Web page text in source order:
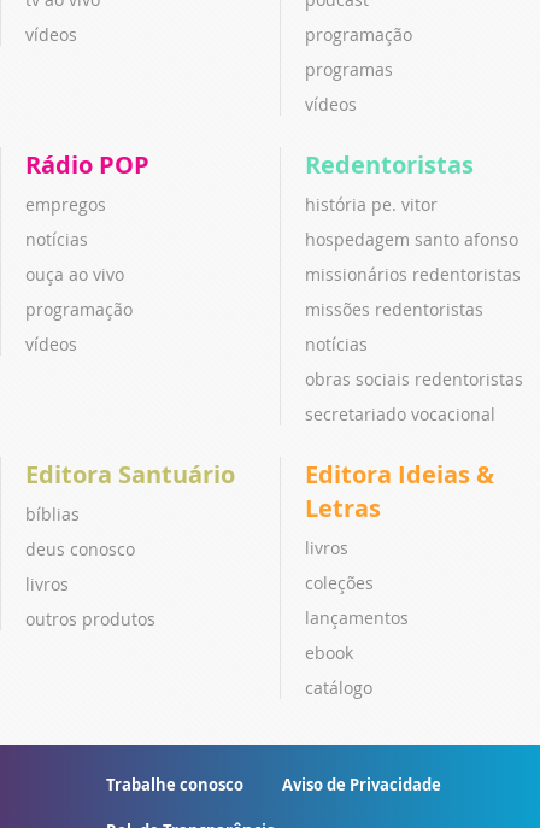
vídeos
programação
programas
vídeos
Rádio POP
empregos
notícias
ouça ao vivo
programação
vídeos
Redentoristas
história pe. vitor
hospedagem santo afonso
missionários redentoristas
missões redentoristas
notícias
obras sociais redentoristas
secretariado vocacional
Editora Santuário
bíblias
deus conosco
livros
outros produtos
Editora Ideias &
Letras
livros
coleções
lançamentos
ebook
catálogo
Trabalhe conosco Aviso de Privacidade